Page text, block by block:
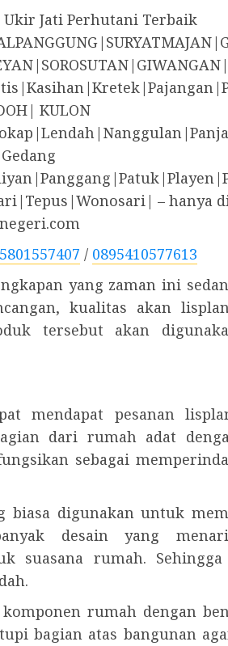
Ukir Jati Perhutani Terbaik
KULON
– hanya
/ 0895410577613
yang zaman ini
kualitas akan
tersebut akan
mendapat pesanan
dari rumah adat
sebagai
digunakan untuk
desain yang
suasana rumah. Sehingga
rumah dengan
bagian atas bangunan